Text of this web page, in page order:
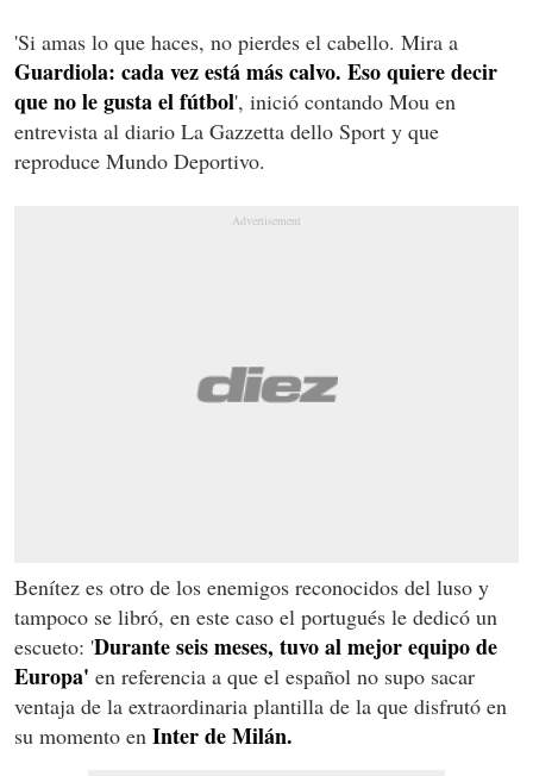
'Si amas lo que haces, no pierdes el cabello. Mira a
Guardiola: cada vez está más calvo. Eso quiere decir
que no le gusta el fútbol', inició contando Mou en
entrevista al diario La Gazzetta dello Sport y que
reproduce Mundo Deportivo.
Benítez es otro de los enemigos reconocidos del luso y
tampoco se libró, en este caso el portugués le dedicó un
escueto: 'Durante seis meses, tuvo al mejor equipo de
Europa' en referencia a que el español no supo sacar
ventaja de la extraordinaria plantilla de la que disfrutó en
su momento en Inter de Milán.